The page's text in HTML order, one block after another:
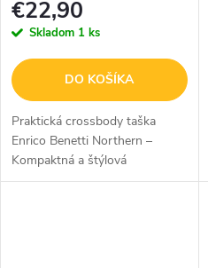
€22,90
Skladom 1 ks
DO KOŠÍKA
Praktická crossbody taška
Enrico Benetti Northern –
Kompaktná a štýlová
Crossbody taška Enrico Benetti